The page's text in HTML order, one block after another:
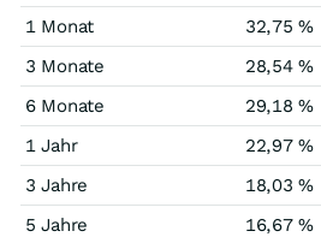
1 Monat 32,75 %
3 Monate
28,54 %
6 Monate
29,18 %
1 Jahr
22,97 %
3 Jahre
18,03 %
5 Jahre
16,67 %